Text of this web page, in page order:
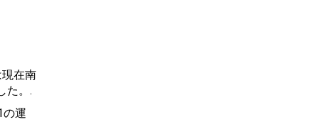
在南
た。.
の運